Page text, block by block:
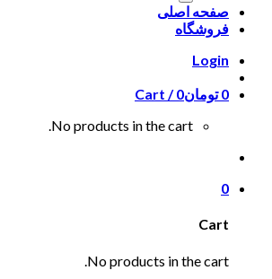
صفحه اصلی
فروشگاه
Login
Cart /
تومان0
0
No products in the cart.
0
Cart
No products in the cart.